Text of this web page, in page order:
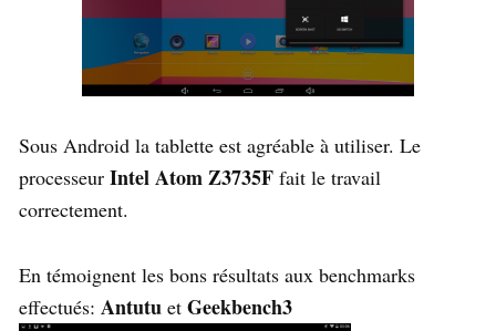
Sous Android la tablette est agréable à utiliser. Le
processeur Intel Atom Z3735F fait le travail
correctement.
En témoignent les bons résultats aux benchmarks
effectués: Antutu et Geekbench3